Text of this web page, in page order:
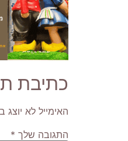
כתיבת
האימייל לא יוצג
התגובה שלך *